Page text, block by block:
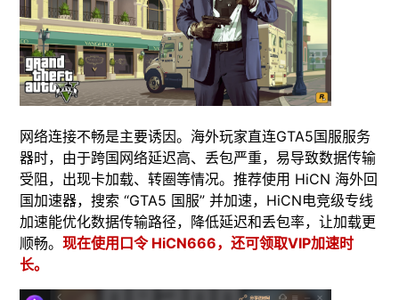
​网络连接不畅是主要诱因。海外玩家直连GTA5国服服务
器时，由于跨国网络延迟高、丢包严重，易导致数据传输
受阻，出现卡加载、转圈等情况。推荐使用 HiCN 海外回
国加速器，搜索 “GTA5 国服” 并加速，HiCN电竞级专线
加速能优化数据传输路径，降低延迟和丢包率，让加载更
顺畅。现在使用口令 HiCN666，还可领取VIP加速时
长。